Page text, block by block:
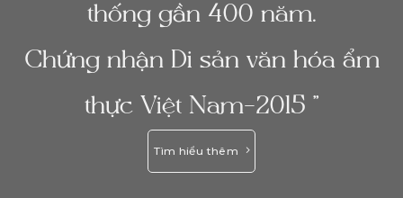
thống gần 400 năm.
Chứng nhận Di sản văn hóa ẩm
thực Việt Nam-2015 ”
Tìm hiểu thêm